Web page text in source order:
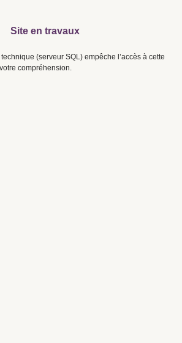
Site en travaux
(serveur SQL) empêche l’accès à cette
compréhension.